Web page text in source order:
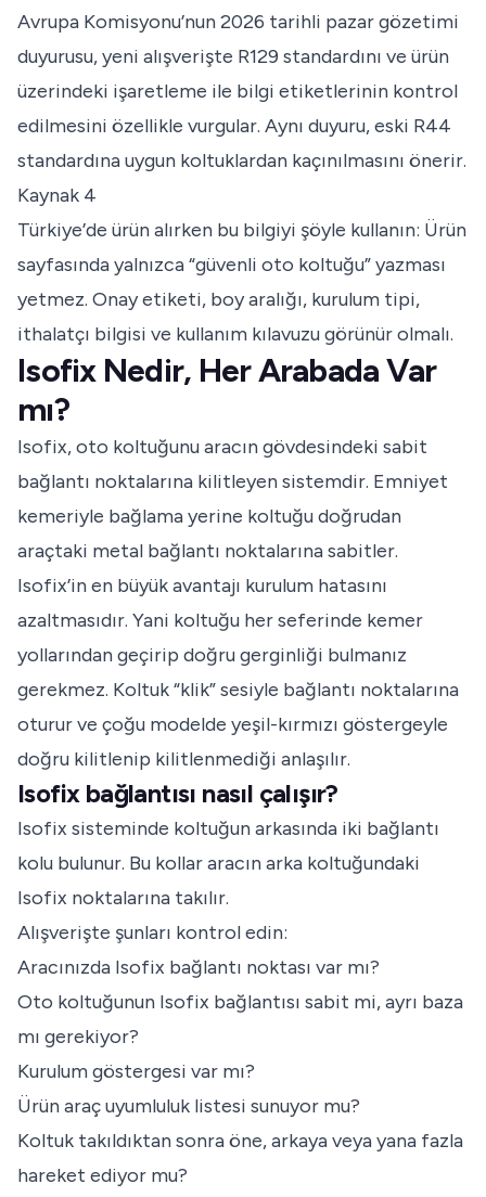
Avrupa Komisyonu’nun 2026 tarihli pazar gözetimi
duyurusu, yeni alışverişte R129 standardını ve ürün
üzerindeki işaretleme ile bilgi etiketlerinin kontrol
edilmesini özellikle vurgular. Aynı duyuru, eski R44
standardına uygun koltuklardan kaçınılmasını önerir.
Kaynak 4
Türkiye’de ürün alırken bu bilgiyi şöyle kullanın: Ürün
sayfasında yalnızca “güvenli oto koltuğu” yazması
yetmez. Onay etiketi, boy aralığı, kurulum tipi,
ithalatçı bilgisi ve kullanım kılavuzu görünür olmalı.
Isofix Nedir, Her Arabada Var
mı?
Isofix, oto koltuğunu aracın gövdesindeki sabit
bağlantı noktalarına kilitleyen sistemdir. Emniyet
kemeriyle bağlama yerine koltuğu doğrudan
araçtaki metal bağlantı noktalarına sabitler.
Isofix’in en büyük avantajı kurulum hatasını
azaltmasıdır. Yani koltuğu her seferinde kemer
yollarından geçirip doğru gerginliği bulmanız
gerekmez. Koltuk “klik” sesiyle bağlantı noktalarına
oturur ve çoğu modelde yeşil-kırmızı göstergeyle
doğru kilitlenip kilitlenmediği anlaşılır.
Isofix bağlantısı nasıl çalışır?
Isofix sisteminde koltuğun arkasında iki bağlantı
kolu bulunur. Bu kollar aracın arka koltuğundaki
Isofix noktalarına takılır.
Alışverişte şunları kontrol edin:
Aracınızda Isofix bağlantı noktası var mı?
Oto koltuğunun Isofix bağlantısı sabit mi, ayrı baza
mı gerekiyor?
Kurulum göstergesi var mı?
Ürün araç uyumluluk listesi sunuyor mu?
Koltuk takıldıktan sonra öne, arkaya veya yana fazla
hareket ediyor mu?